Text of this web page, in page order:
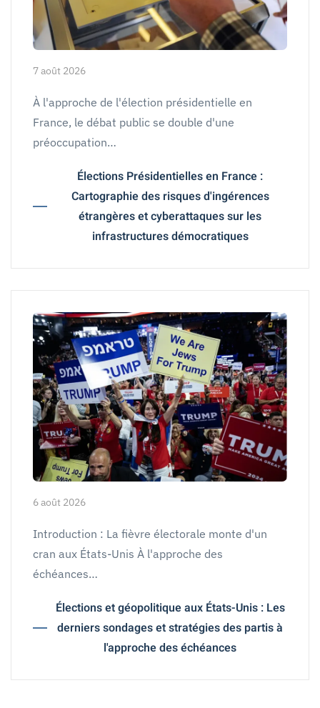
7 août 2026
À l'approche de l'élection présidentielle en
France, le débat public se double d'une
préoccupation…
Élections Présidentielles en France :
Cartographie des risques d'ingérences
étrangères et cyberattaques sur les
infrastructures démocratiques
6 août 2026
Introduction : La fièvre électorale monte d'un
cran aux États-Unis À l'approche des
échéances…
Élections et géopolitique aux États-Unis : Les
derniers sondages et stratégies des partis à
l'approche des échéances